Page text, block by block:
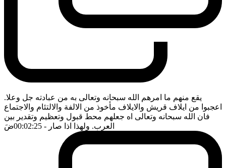
يقع منهم ما امرهم الله سبحانه وتعالى به من عبادته جل وعلا.
اعجبوا من ايلاف قريش والايلاف مأخوذ من الالفة والالتئام والاجتماع
فان الله سبحانه وتعالى اه جعلهم محط قبول وتعظيم وتقدير بين
العرب. ولهذا اذا صار - 00:02:25 ضَ